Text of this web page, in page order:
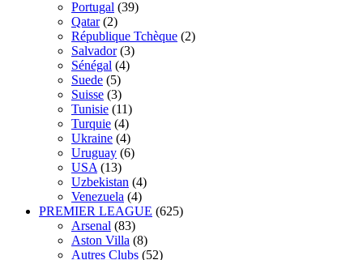
Portugal (39)
Qatar (2)
République Tchèque (2)
Salvador (3)
Sénégal (4)
Suede (5)
Suisse (3)
Tunisie (11)
Turquie (4)
Ukraine (4)
Uruguay (6)
USA (13)
Uzbekistan (4)
Venezuela (4)
PREMIER LEAGUE (625)
Arsenal (83)
Aston Villa (8)
Autres Clubs (52)